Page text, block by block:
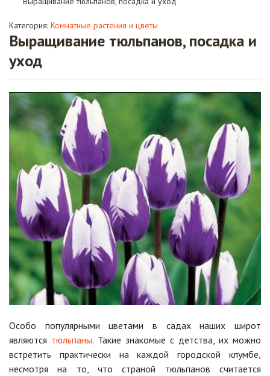
Категория: Комнатные растения и цветы
Выращивание тюльпанов, посадка и
уход
Особо популярными цветами в садах наших широт
являются тюльпаны. Такие знакомые с детства, их можно
встретить практически на каждой городской клумбе,
несмотря на то, что страной тюльпанов считается